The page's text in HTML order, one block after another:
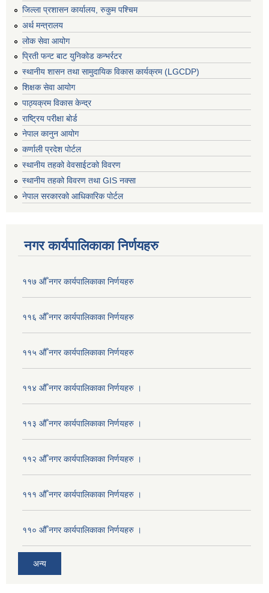
जिल्ला प्रशासन कार्यालय, रुकुम पश्चिम
अर्थ मन्त्रालय
लोक सेवा आयोग
प्रिती फन्ट बाट युनिकोड कन्भर्रटर
स्थानीय शासन तथा सामुदायिक विकास कार्यक्रम (LGCDP)
शिक्षक सेवा आयोग
पाठ्यक्रम विकास केन्द्र
राष्ट्रिय परीक्षा बोर्ड
नेपाल कानुन आयोग
कर्णाली प्रदेश पोर्टल
स्थानीय तहको वेवसाईटको विवरण
स्थानीय तहको विवरण तथा GIS नक्सा
नेपाल सरकारको आधिकारिक पोर्टल
नगर कार्यपालिकाका निर्णयहरु
११७ औँ नगर कार्यपालिकाका निर्णयहरु
११६ औँ नगर कार्यपालिकाका निर्णयहरु
११५ औँ नगर कार्यपालिकाका निर्णयहरु
११४ औँ नगर कार्यपालिकाका निर्णयहरु ।
११३ औँ नगर कार्यपालिकाका निर्णयहरु ।
११२ औँ नगर कार्यपालिकाका निर्णयहरु ।
१११ औँ नगर कार्यपालिकाका निर्णयहरु ।
११० औँ नगर कार्यपालिकाका निर्णयहरु ।
अन्य